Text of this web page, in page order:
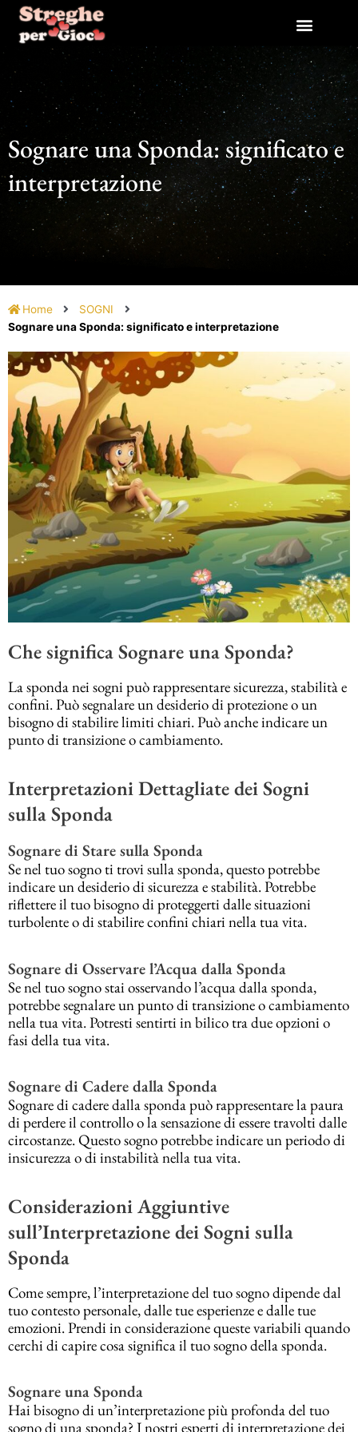
contenuto
Sognare una Sponda: significato e
interpretazione
Home
SOGNI
Sognare una Sponda: significato e interpretazione
Che significa Sognare una Sponda?
La sponda nei sogni può rappresentare sicurezza, stabilità e
confini. Può segnalare un desiderio di protezione o un
bisogno di stabilire limiti chiari. Può anche indicare un
punto di transizione o cambiamento.
Interpretazioni Dettagliate dei Sogni
sulla Sponda
Sognare di Stare sulla Sponda
Se nel tuo sogno ti trovi sulla sponda, questo potrebbe
indicare un desiderio di sicurezza e stabilità. Potrebbe
riflettere il tuo bisogno di proteggerti dalle situazioni
turbolente o di stabilire confini chiari nella tua vita.
Sognare di Osservare l’Acqua dalla Sponda
Se nel tuo sogno stai osservando l’acqua dalla sponda,
potrebbe segnalare un punto di transizione o cambiamento
nella tua vita. Potresti sentirti in bilico tra due opzioni o
fasi della tua vita.
Sognare di Cadere dalla Sponda
Sognare di cadere dalla sponda può rappresentare la paura
di perdere il controllo o la sensazione di essere travolti dalle
circostanze. Questo sogno potrebbe indicare un periodo di
insicurezza o di instabilità nella tua vita.
Considerazioni Aggiuntive
sull’Interpretazione dei Sogni sulla
Sponda
Come sempre, l’interpretazione del tuo sogno dipende dal
tuo contesto personale, dalle tue esperienze e dalle tue
emozioni. Prendi in considerazione queste variabili quando
cerchi di capire cosa significa il tuo sogno della sponda.
Sognare una Sponda
Hai bisogno di un’interpretazione più profonda del tuo
sogno di una sponda? I nostri esperti di interpretazione dei